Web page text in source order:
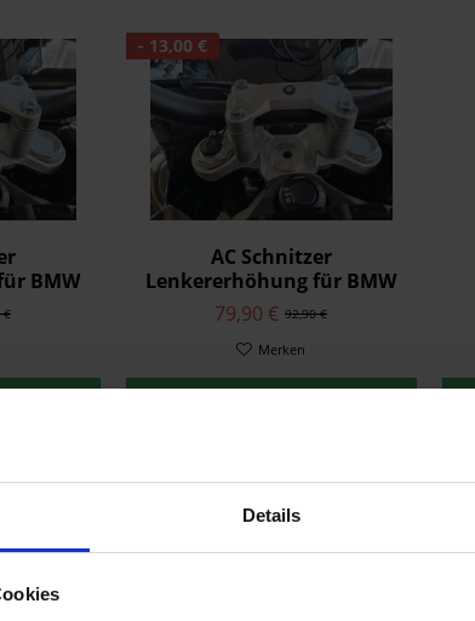
Details
BMW
€
- 13,00 €
AC Schnitzer
Lenkererhöhung für BMW
S 1000 XR ab 2024
92,90 €
79,90 €
Merken